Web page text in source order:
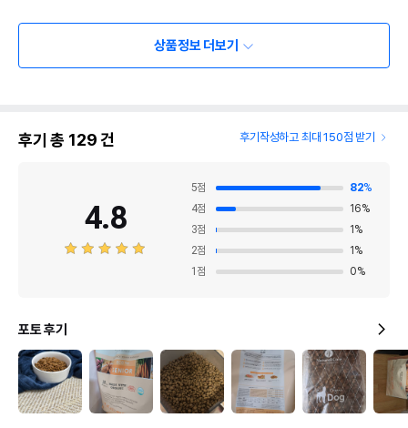
상품정보 더보기
후기 총 129건 후기작성하고 최대 150점 받기
4.8
5점 82%
4점 16%
3점 1 %
2점 1 %
1 점 0%
포토 후기